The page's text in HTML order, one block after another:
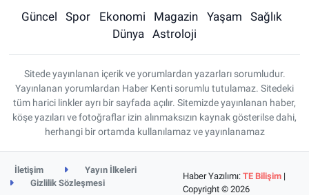
Güncel Spor Ekonomi Magazin Yaşam
Sağlık
Dünya
Astroloji
Sitede yayınlanan içerik ve yorumlardan yazarları sorumludur.
Yayınlanan yorumlardan Haber Kenti sorumlu tutulamaz. Sitedeki
tüm harici linkler ayrı bir sayfada açılır. Sitemizde yayınlanan haber,
köşe yazıları ve fotoğraflar izin alınmaksızın kaynak gösterilse dahi,
herhangi bir ortamda kullanılamaz ve yayınlanamaz
İletişim
Yayın İlkeleri
Gizlilik Sözleşmesi
Haber Yazılımı:TE Bilişim |
Copyright © 2026